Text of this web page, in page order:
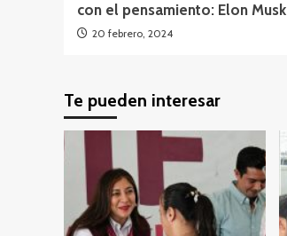
con el pensamiento: Elon Musk
20 febrero, 2024
Te pueden interesar